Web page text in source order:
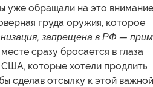
уже обращали на это внимание
груда оружия, которое
запрещена в РФ —
сразу бросается в глаза
которые хотели продлить
сделав отсылку к этой важной